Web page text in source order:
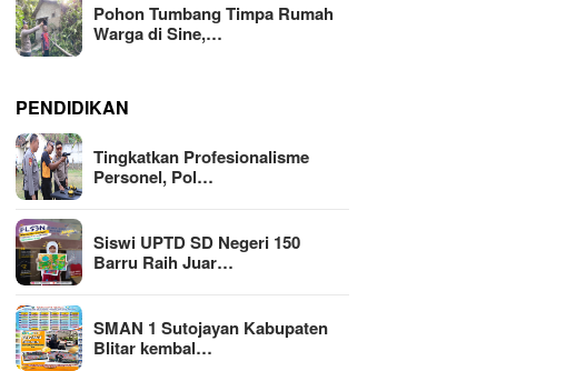
Pohon Tumbang Timpa Rumah
Warga di Sine,…
PENDIDIKAN
Tingkatkan Profesionalisme
Personel, Pol…
Siswi UPTD SD Negeri 150
Barru Raih Juar…
SMAN 1 Sutojayan Kabupaten
Blitar kembal…